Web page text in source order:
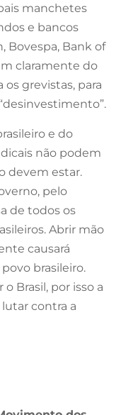
manchetes
e bancos
Bovespa, Bank of
claramente do
grevistas, para
e do
não podem
devem estar.
pelo
de todos os
Abrir mão
causará
brasileiro.
Brasil, por isso a
contra a